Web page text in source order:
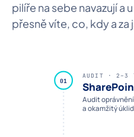
pilíře na sebe navazují a
přesně víte, co, kdy a
01
AUDIT · 2–3
Audit
a okamžitý